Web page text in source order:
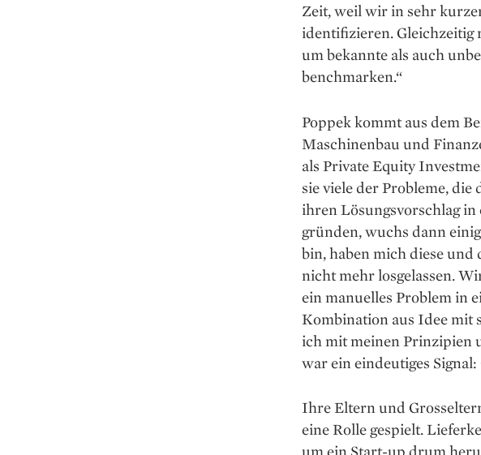
Zeit, weil wir in sehr
identifizieren. Gleichzeitig
um bekannte als auch
benchmarken.“
Poppek kommt aus dem
Maschinenbau und
als Private Equity
sie viele der Probleme,
ihren Lösungsvorschlag in
gründen, wuchs dann
bin, haben mich diese und
nicht mehr losgelassen.
ein ­manuelles Problem in
Kombination aus Idee mit
ich mit meinen Prinzipien
war ein eindeutiges
Ihre Eltern und
eine Rolle gespielt.